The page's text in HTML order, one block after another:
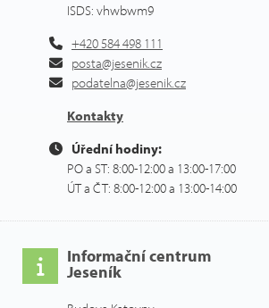
ISDS: vhwbwm9
+420 584 498 111
posta@jesenik.cz
podatelna@jesenik.cz
Kontakty
Úřední hodiny:
PO a ST: 8:00-12:00 a 13:00-17:00
ÚT a ČT: 8:00-12:00 a 13:00-14:00
Informační centrum
Jeseník